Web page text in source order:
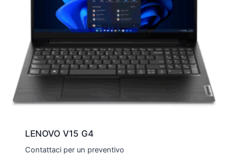
LENOVO V15 G4
Contattaci per un preventivo